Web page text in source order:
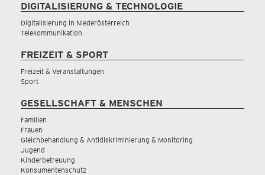
DIGITALISIERUNG & TECHNOLOGIE
Digitalisierung in Niederösterreich
Telekommunikation
FREIZEIT & SPORT
Freizeit & Veranstaltungen
Sport
GESELLSCHAFT & MENSCHEN
Familien
Frauen
Gleichbehandlung & Antidiskriminierung & Monitoring
Jugend
Kinderbetreuung
Konsumentenschutz